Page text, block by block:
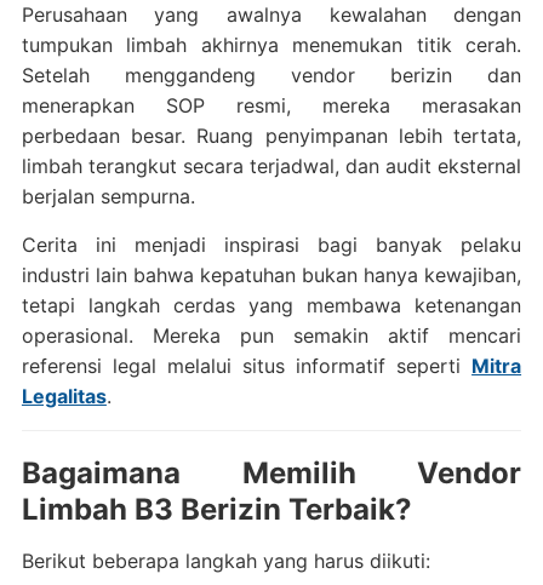
Perusahaan yang awalnya kewalahan dengan
tumpukan limbah akhirnya menemukan titik cerah.
Setelah menggandeng vendor berizin dan
menerapkan SOP resmi, mereka merasakan
perbedaan besar. Ruang penyimpanan lebih tertata,
limbah terangkut secara terjadwal, dan audit eksternal
berjalan sempurna.
Cerita ini menjadi inspirasi bagi banyak pelaku
industri lain bahwa kepatuhan bukan hanya kewajiban,
tetapi langkah cerdas yang membawa ketenangan
operasional. Mereka pun semakin aktif mencari
referensi legal melalui situs informatif seperti Mitra
Legalitas.
Bagaimana Memilih Vendor
Limbah B3 Berizin Terbaik?
Berikut beberapa langkah yang harus diikuti: